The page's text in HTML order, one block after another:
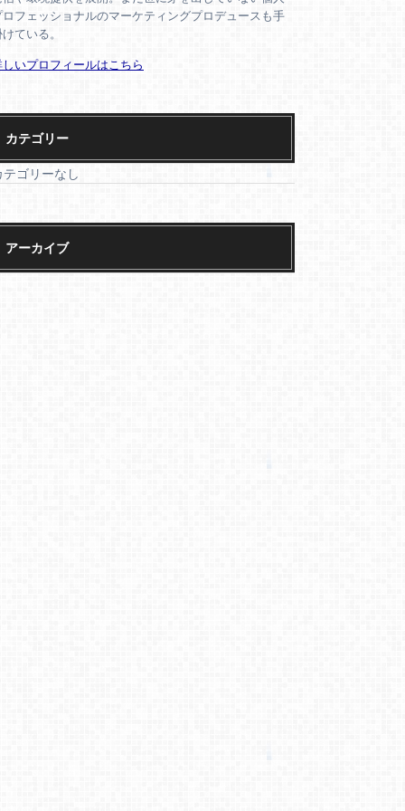
ロフェッショナルのマーケティングプロデュースも手
ている。
しいプロフィールはこちら
カテゴリー
テゴリーなし
アーカイブ